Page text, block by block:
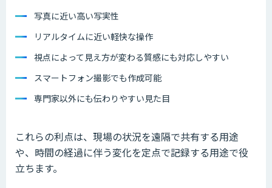
写真に近い高い写実性
リアルタイムに近い軽快な操作
視点によって見え方が変わる質感にも対応しやすい
スマートフォン撮影でも作成可能
専門家以外にも伝わりやすい見た目
これらの利点は、現場の状況を遠隔で共有する用途
や、時間の経過に伴う変化を定点で記録する用途で役
立ちます。